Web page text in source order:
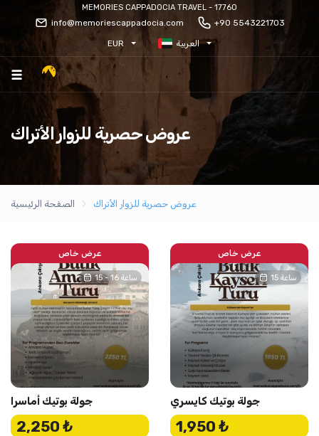
MEMORIES CAPPADOCIA TRAVEL - 17760
info@memoriescappadocia.com +90 5543221703
EUR العربية
عروض حصرية للزوار الأتراك
الصفحة الرئيسية عروض حصرية للزوار الأتراك
عرض خاص
15 - 16 ساعة
جولة بوتيك أماسرا
2,250 ₺
عرض خاص
15 ساعة
جولة بوتيك كايسري
1,950 ₺